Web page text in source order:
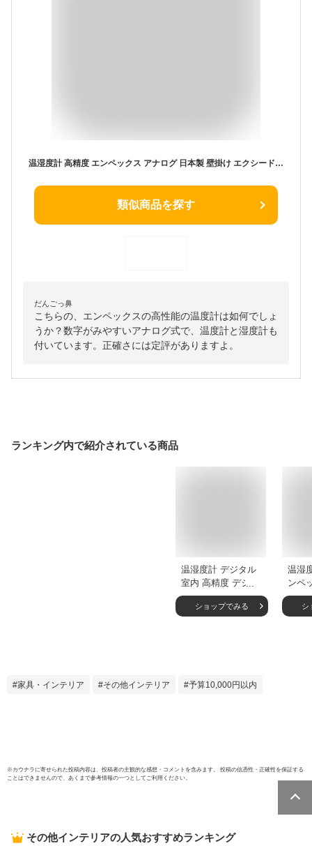
温湿度計 高精度 エンペックス アナログ 日本製 壁掛け エクシード温・湿度計 TM-2302
類似商品を探す
だんごっ鼻
こちらの、エンペックスの高性能の温度計は如何でしょ
うか？数字がみやすいアナログ式で、温度計と湿度計も
付いています。正確さには定評がありますよ。
ランキング内で紹介されている商品
温湿度計 デジタル
室内 高精度 デジタ
ル温湿度計 PC-
5410TRH 大画面 見
ショップでみる
温湿
ンペ
グ 日
ーパ
シ
家具・インテリア その他インテリア 予算10,000円以内
※ カウナラに寄せられた投稿内容は、投稿者の主観的な感想・コメントを含みます。 投稿の信憑性・正確性を保証する
ことはできませんので、あくまで参考情報の一つとしてご利用ください。
その他インテリアの人気おすすめランキング